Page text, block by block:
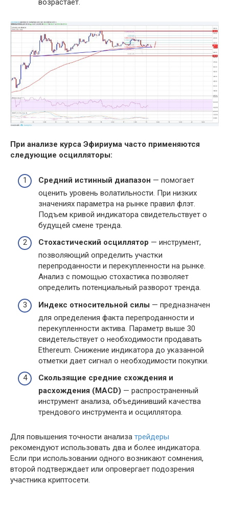
возрастает.
При анализе курса Эфириума часто применяются
следующие осцилляторы:
Средний истинный диапазон — помогает
оценить уровень волатильности. При низких
значениях параметра на рынке правил флэт.
Подъем кривой индикатора свидетельствует о
будущей смене тренда.
Стохастический осциллятор — инструмент,
позволяющий определить участки
перепроданности и перекупленности на рынке.
Анализ с помощью стохастика позволяет
определить потенциальный разворот тренда.
Индекс относительной силы — предназначен
для определения факта перепроданности и
перекупленности актива. Параметр выше 30
свидетельствует о необходимости продавать
Ethereum. Снижение индикатора до указанной
отметки дает сигнал о необходимости покупки.
Скользящие средние схождения и
расхождения (MACD) — распространенный
инструмент анализа, объединивший качества
трендового инструмента и осциллятора.
Для повышения точности анализа трейдеры
рекомендуют использовать два и более индикатора.
Если при использовании одного возникают сомнения,
второй подтверждает или опровергает подозрения
участника криптосети.